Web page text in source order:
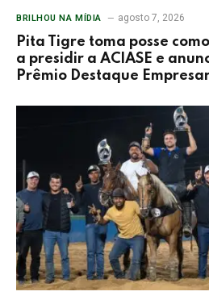
BRILHOU NA MÍDIA agosto 7, 2026
Pita Tigre toma posse
a presidir a ACIASE e
Prêmio Destaque